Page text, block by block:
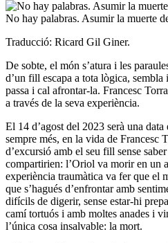
No hay palabras. Asumir la muerte
Traducció: Ricard Gil Giner.
De sobte, el món s’atura i les
d’un fill escapa a tota lògica,
passa i cal afrontar-la. Francesc
a través de la seva experiència.
El 14 d’agost del 2023 serà una
sempre més, en la vida de Francesc
d’excursió amb el seu fill sense
compartirien: l’Oriol va morir en un
experiència traumàtica va fer que el
que s’hagués d’enfrontar amb
difícils de digerir, sense estar-hi
camí tortuós i amb moltes anades i
l’única cosa insalvable: la mort.